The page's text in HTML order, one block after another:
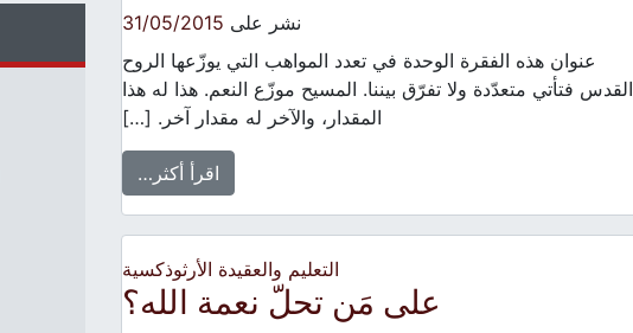
نشر على 31/05/2015
عنوان هذه الفقرة الوحدة في تعدد المواهب التي يوزّعها الروح
القدس فتأتي متعدّدة ولا تفرّق بيننا. المسيح موزّع النعم. هذا له هذا
المقدار، والآخر له مقدار آخر. […]
اقرأ أكثر…
التعليم والعقيدة الأرثوذكسية
على مَن تحلّ نعمة الله؟